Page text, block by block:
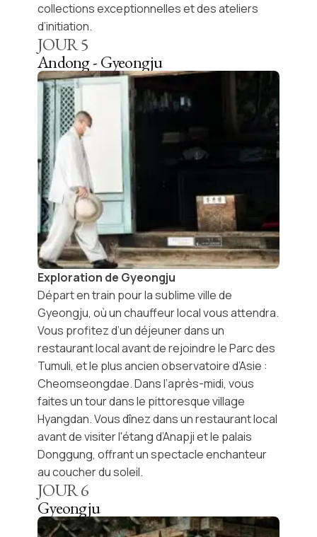
collections exceptionnelles et des ateliers
d’initiation.
JOUR5
Andong - Gyeongju
Exploration de Gyeongju
Départ en train pour la sublime ville de
Gyeongju, où un chauffeur local vous attendra.
Vous profitez d’un déjeuner dans un
restaurant local avant de rejoindre leParc des
Tumuli, et le plus ancien observatoire d’Asie :
Cheomseongdae. Dans l’après-midi, vous
faites un tour dans le pittoresquevillage
Hyangdan. Vous dînez dans un restaurant local
avant de visiterl'étang d’Anapjiet le palais
Donggung, offrant un spectacle enchanteur
au coucher du soleil.
JOUR6
Gyeongju